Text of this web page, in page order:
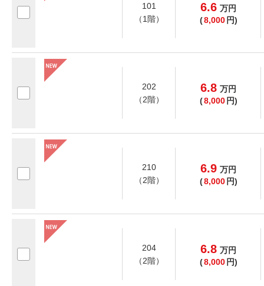
101
（1階）
6.6 万円
(8,000 円)
202
（2階）
6.8 万円
(8,000 円)
210
（2階）
6.9 万円
(8,000 円)
204
（2階）
6.8 万円
(8,000 円)